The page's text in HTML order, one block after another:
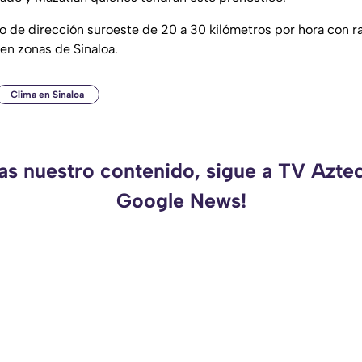
de dirección suroeste de 20 a 30 kilómetros por hora con
zonas de Sinaloa.
Clima en Sinaloa
nuestro contenido, sigue a TV
Google News!